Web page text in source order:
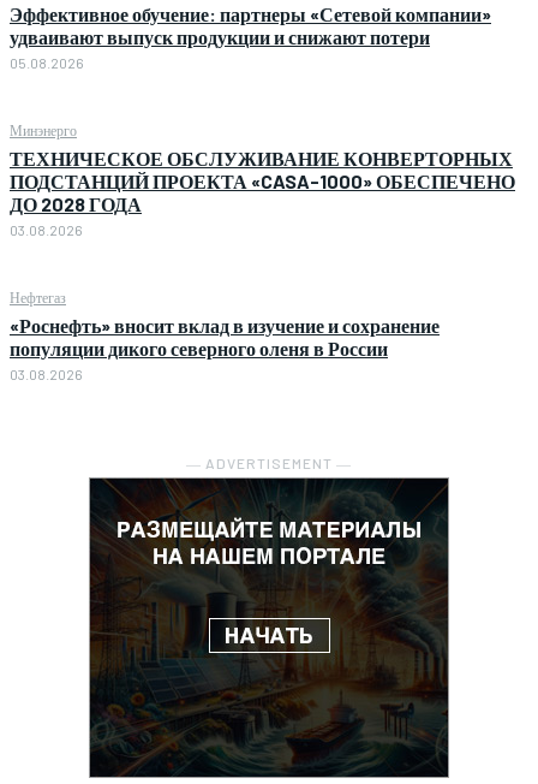
Эффективное обучение: партнеры «Сетевой компании»
удваивают выпуск продукции и снижают потери
05.08.2026
Минэнерго
ТЕХНИЧЕСКОЕ ОБСЛУЖИВАНИЕ КОНВЕРТОРНЫХ
ПОДСТАНЦИЙ ПРОЕКТА «CASA-1000» ОБЕСПЕЧЕНО
ДО 2028 ГОДА
03.08.2026
Нефтегаз
«Роснефть» вносит вклад в изучение и сохранение
популяции дикого северного оленя в России
03.08.2026
― ADVERTISEMENT ―